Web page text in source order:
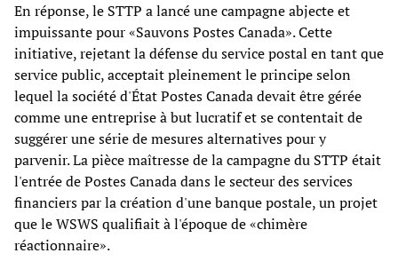
En réponse, le STTP a lancé une campagne abjecte et
impuissante pour «Sauvons Postes Canada». Cette
initiative, rejetant la défense du service postal en tant que
service public, acceptait pleinement le principe selon
lequel la société d'État Postes Canada devait être gérée
comme une entreprise à but lucratif et se contentait de
suggérer une série de mesures alternatives pour y
parvenir. La pièce maîtresse de la campagne du STTP était
l'entrée de Postes Canada dans le secteur des services
financiers par la création d'une banque postale, un projet
que le WSWS qualifiait à l'époque de «chimère
réactionnaire».